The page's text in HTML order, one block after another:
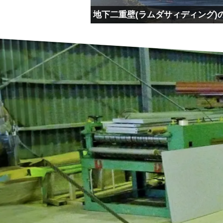
地下二重壁(ラムダサィディング)